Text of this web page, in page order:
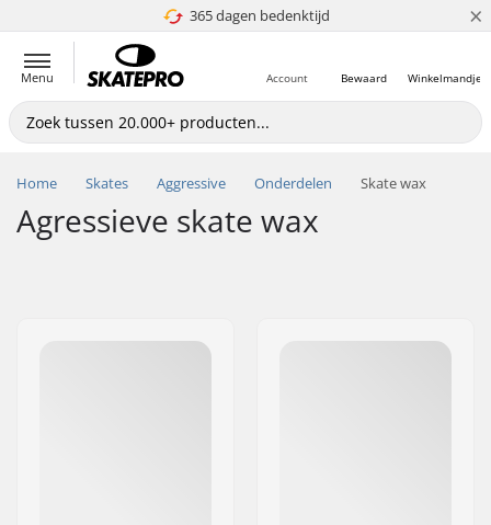
365 dagen bedenktijd
4.8 van 5 ×
Menu Winkelmandje
Bewaard
Account
Home Skates Aggressive Onderdelen Skate wax
Agressieve skate wax